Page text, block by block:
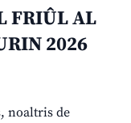
FRIÛL AL
2026
noaltris de